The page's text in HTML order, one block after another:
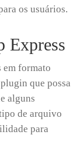
os usuários.
Express
em formato
que possa
alguns
de arquivo
para